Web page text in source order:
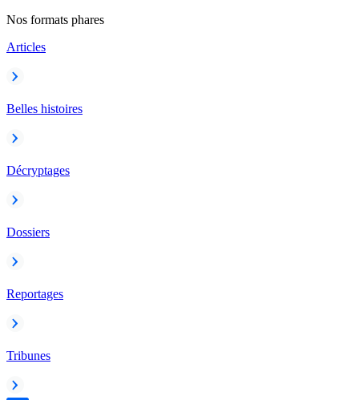
Nos formats phares
Articles
Belles histoires
Décryptages
Dossiers
Reportages
Tribunes